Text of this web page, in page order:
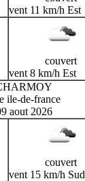
vent 11 km/h Est
couvert
vent 8 km/h Est
ile-de-france
aout 2026
couvert
vent 15 km/h Sud